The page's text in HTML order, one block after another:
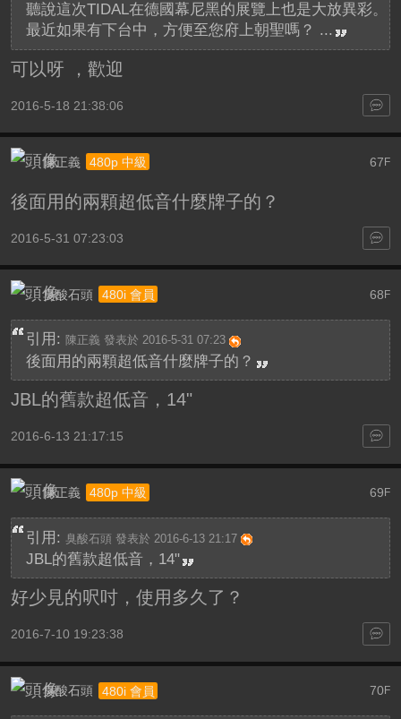
聽說這次TIDAL在德國幕尼黑的展覽上也是大放異彩。
最近如果有下台中，方便至您府上朝聖嗎？ ...
可以呀 ，歡迎
2016-5-18 21:38:06
67 F
陳正義 480p 中級
後面用的兩顆超低音什麼牌子的？
2016-5-31 07:23:03
68 F
臭酸石頭 480i 會員
引用: 陳正義 發表於 2016-5-31 07:23
後面用的兩顆超低音什麼牌子的？
JBL的舊款超低音，14"
2016-6-13 21:17:15
69 F
陳正義 480p 中級
引用: 臭酸石頭 發表於 2016-6-13 21:17
JBL的舊款超低音，14"
好少見的呎吋，使用多久了？
2016-7-10 19:23:38
70F
臭酸石頭 480i 會員